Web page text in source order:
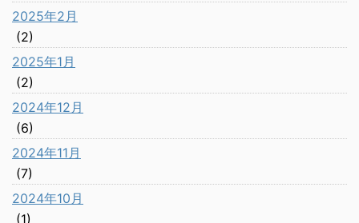
2025年2月
(2)
2025年1月
(2)
2024年12月
(6)
2024年11月
(7)
2024年10月
(1)